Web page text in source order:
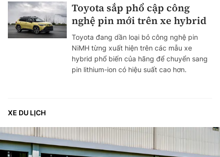
Toyota sắp phổ cập công
nghệ pin mới trên xe hybrid
Toyota đang dần loại bỏ công nghệ pin
NiMH từng xuất hiện trên các mẫu xe
hybrid phổ biến của hãng để chuyển sang
pin lithium-ion có hiệu suất cao hơn.
XE DU LỊCH